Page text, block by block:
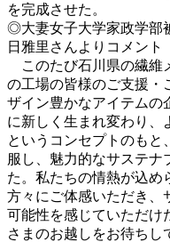
を完成させた。
◎大妻女子大学家政学部
日雅里さんよりコメント
このたび石川県の繊維
の工場の皆様のご支援・
ザイン豊かなアイテムの
に新しく生まれ変わり、
というコンセプトのもと
服し、魅力的なサステナ
た。私たちの情熱が込め
方々にご体感いただき、
可能性を感じていただけ
さまのお越しをお待ちし